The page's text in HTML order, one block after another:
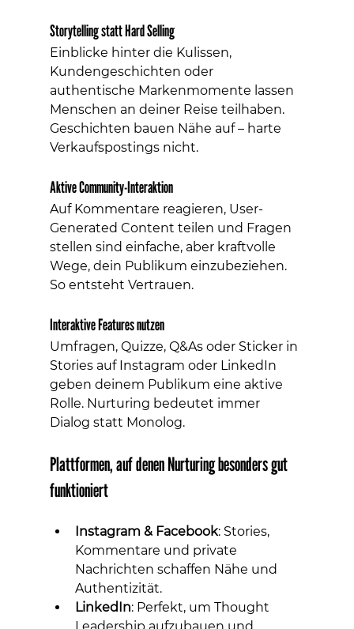
Storytelling statt Hard Selling
Einblicke hinter die Kulissen,
Kundengeschichten oder
authentische Markenmomente lassen
Menschen an deiner Reise teilhaben.
Geschichten bauen Nähe auf – harte
Verkaufspostings nicht.
Aktive Community-Interaktion
Auf Kommentare reagieren, User-
Generated Content teilen und Fragen
stellen sind einfache, aber kraftvolle
Wege, dein Publikum einzubeziehen.
So entsteht Vertrauen.
Interaktive Features nutzen
Umfragen, Quizze, Q&As oder Sticker in
Stories auf Instagram oder LinkedIn
geben deinem Publikum eine aktive
Rolle. Nurturing bedeutet immer
Dialog statt Monolog.
Plattformen, auf denen Nurturing besonders gut
funktioniert
Instagram & Facebook: Stories,
Kommentare und private
Nachrichten schaffen Nähe und
Authentizität.
LinkedIn: Perfekt, um Thought